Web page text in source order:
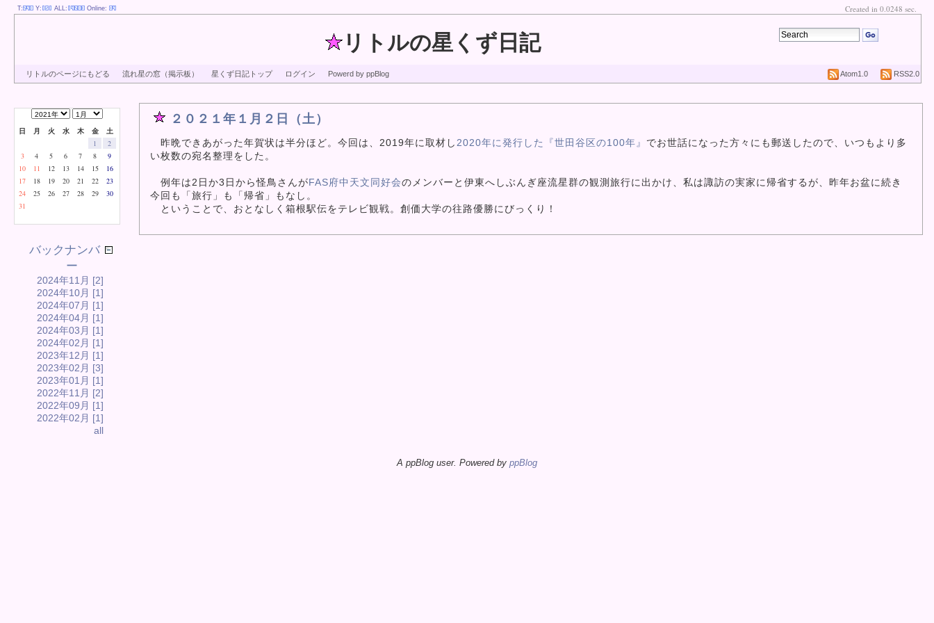
リトルの星くず日記
リトルのページにもどる 流れ星の窓（掲示板） 星くず日記トップ ログイン Powerd by ppBlog RSS2.0
Atom1.0
２０２１年１月２日（土）
昨晩できあがった年賀状は半分ほど。今回は、2019年に取材し 2020年に発行した『世田谷区の100年』 でお世話になった方々にも郵送したので、いつもより多
い枚数の宛名整理をした。
例年は2日か3日から怪鳥さんがFAS府中天文同好会のメンバーと伊東へしぶんぎ座流星群の観測旅行に出かけ、私は諏訪の実家に帰省するが、昨年お盆に続き
今回も「旅行」も「帰省」もなし。
ということで、おとなしく箱根駅伝をテレビ観戦。創価大学の往路優勝にびっくり！
T: Y: ALL: Online: Created in 0.0248 sec.
日 月 火 水 木 金 土
1
2
3
4 5 6 7 8
9
10
11 12 13 14 15
16
17
18 19 20 21 22
23
24
25 26 27 28 29
30
31
バックナンバ
ー
2024年11月 [2]
2024年10月 [1]
2024年07月 [1]
2024年04月 [1]
2024年03月 [1]
2024年02月 [1]
2023年12月 [1]
2023年02月 [3]
2023年01月 [1]
2022年11月 [2]
2022年09月 [1]
2022年02月 [1]
all
A ppBlog user. Powered by ppBlog